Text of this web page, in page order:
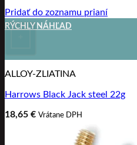
Pridať do zoznamu prianí
RÝCHLY NÁHĽAD
ALLOY-ZLIATINA
Harrows Black Jack steel 22g
18,65 € Vrátane DPH